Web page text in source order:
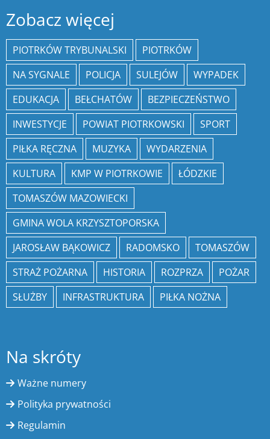
Zobacz więcej
PIOTRKÓW TRYBUNALSKI
PIOTRKÓW
NA SYGNALE
POLICJA SULEJÓW
WYPADEK
EDUKACJA
BEŁCHATÓW
BEZPIECZEŃSTWO
INWESTYCJE
POWIAT PIOTRKOWSKI
SPORT
PIŁKA RĘCZNA
MUZYKA
WYDARZENIA
KULTURA
KMP W PIOTRKOWIE
ŁÓDZKIE
TOMASZÓW MAZOWIECKI
GMINA WOLA KRZYSZTOPORSKA
JAROSŁAW BĄKOWICZ
RADOMSKO
TOMASZÓW
STRAŻ POŻARNA
HISTORIA ROZPRZA
POŻAR
SŁUŻBY
INFRASTRUKTURA PIŁKA NOŻNA
Na skróty
Ważne numery
Polityka prywatności
Regulamin